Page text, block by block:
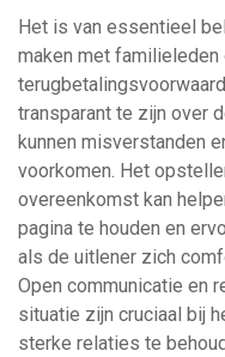
Het is van essentieel
maken met familieleden
transparant te zijn over
kunnen misverstanden
voorkomen. Het
overeenkomst kan
pagina te houden en
als de uitlener zich
Open communicatie en
situatie zijn cruciaal bij
sterke relaties te